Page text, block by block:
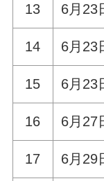
13 6月23
14 6月23
15 6月23
16 6月27
17 6月29